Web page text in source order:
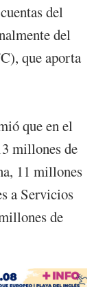
del
del
que aporta
que en el
millones de
11 millones
a Servicios
de